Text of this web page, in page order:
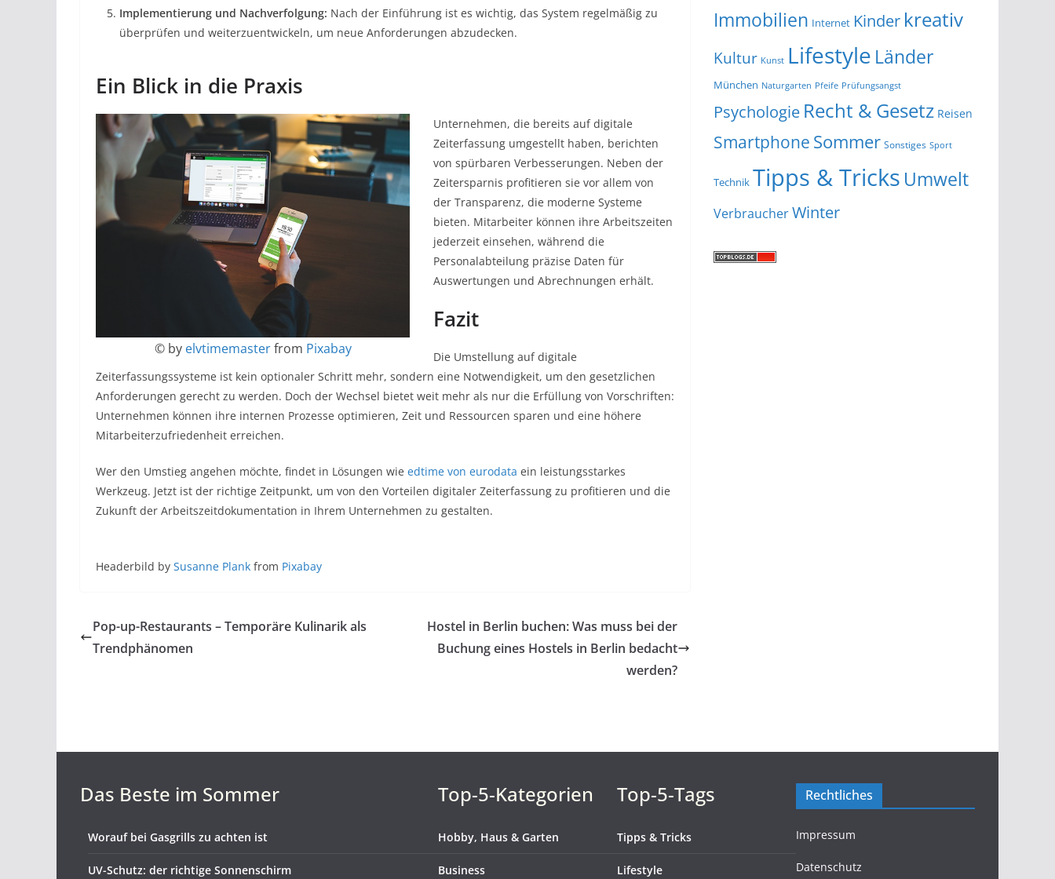
Implementierung und Nachverfolgung: Nach der Einführung ist es wichtig, das System regelmäßig zu
überprüfen und weiterzuentwickeln, um neue Anforderungen abzudecken.
Ein Blick in die Praxis
© by elvtimemasterfrom Pixabay
Unternehmen, die bereits auf digitale
Zeiterfassung umgestellt haben, berichten
von spürbaren Verbesserungen. Neben der
Zeitersparnis profitieren sie vor allem von
der Transparenz, die moderne Systeme
bieten. Mitarbeiter können ihre Arbeitszeiten
jederzeit einsehen, während die
Personalabteilung präzise Daten für
Auswertungen und Abrechnungen erhält.
Fazit
Die Umstellung auf digitale
Zeiterfassungssysteme ist kein optionaler Schritt mehr, sondern eine Notwendigkeit, um den gesetzlichen
Anforderungen gerecht zu werden. Doch der Wechsel bietet weit mehr als nur die Erfüllung von Vorschriften:
Unternehmen können ihre internen Prozesse optimieren, Zeit und Ressourcen sparen und eine höhere
Mitarbeiterzufriedenheit erreichen.
Wer den Umstieg angehen möchte, findet in Lösungen wie edtime von eurodata ein leistungsstarkes
Werkzeug. Jetzt ist der richtige Zeitpunkt, um von den Vorteilen digitaler Zeiterfassung zu profitieren und die
Zukunft der Arbeitszeitdokumentation in Ihrem Unternehmen zu gestalten.
Headerbild by Susanne Plank from Pixabay
Pop-up-Restaurants – Temporäre Kulinarik als
Trendphänomen
Hostel in Berlin buchen: Was muss bei der
Buchung eines Hostels in Berlin bedacht
werden?
Immobilien Internet Kinder kreativ
Kultur Kunst Lifestyle Länder
München Naturgarten Pfeife Prüfungsangst
Psychologie Recht & Gesetz Reisen
Smartphone Sommer Sonstiges Sport
Technik Tipps & Tricks Umwelt
VerbraucherWinter
Das Beste im Sommer
Worauf bei Gasgrills zu achten ist
UV-Schutz: der richtige Sonnenschirm
Top-5-Kategorien
Hobby, Haus & Garten
Business
Top-5-Tags
Tipps & Tricks
Lifestyle
Rechtliches
Impressum
Datenschutz